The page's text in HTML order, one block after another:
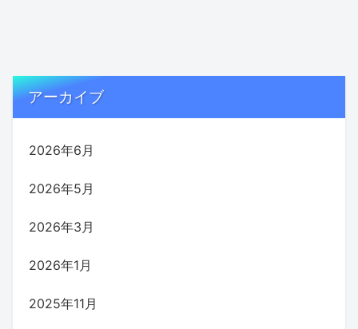
アーカイブ
2026年6月
2026年5月
2026年3月
2026年1月
2025年11月